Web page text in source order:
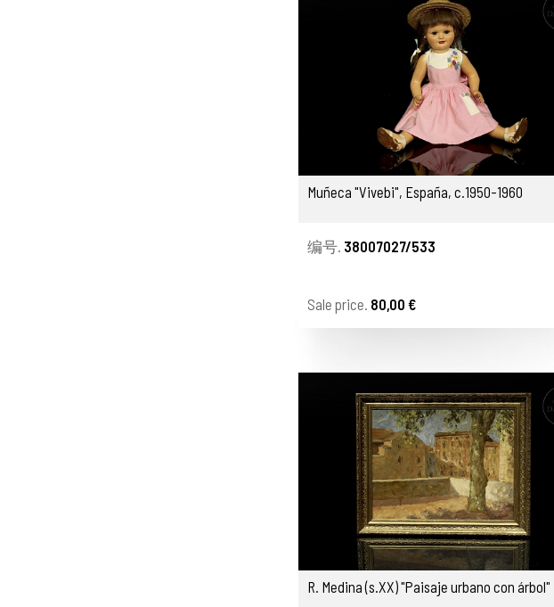
Muñeca "Vivebi", España, c.1950-1960
编号. 38007027/533
Sale price. 80,00 €
R. Medina (s.XX) "Paisaje urbano con árbol"